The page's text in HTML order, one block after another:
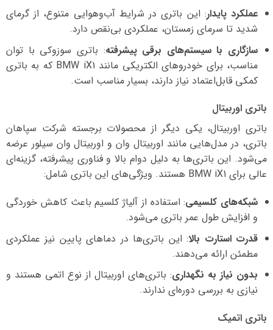
عملکرد پایدار: این باتری در شرایط آب‌وهوایی متنوع، از گرمای
شدید تا سرمای زمستان، عملکردی بی‌نقص دارد.
سازگاری با سیستم‌های برقی پیشرفته: باتری سوزوکی با توان
مناسب، برای خودروهای الکتریکی مانند BMW iX1 که به باتری
کمکی قابل‌اعتماد نیاز دارند، بسیار مناسب است.
باتری اوربیتال
باتری اوربیتال، یکی دیگر از محصولات برجسته شرکت سپاهان
باتری، در مدل‌هایی مانند اوربیتال وان و اوربیتال وان سیلور عرضه
می‌شود. این باتری‌ها به دلیل دوام بالا و فناوری پیشرفته، گزینه‌ای
عالی برای BMW iX1 هستند. ویژگی‌های این باتری شامل:
شبکه‌های کلسیمی: استفاده از آلیاژ کلسیم باعث کاهش خوردگی
و افزایش طول عمر باتری می‌شود.
قدرت استارت بالا: این باتری‌ها در دماهای پایین نیز عملکردی
مطمئن ارائه می‌دهند.
بدون نیاز به نگهداری: باتری‌های اوربیتال از نوع اتمی هستند و
نیازی به بررسی دوره‌ای ندارند.
باتری اتمیک